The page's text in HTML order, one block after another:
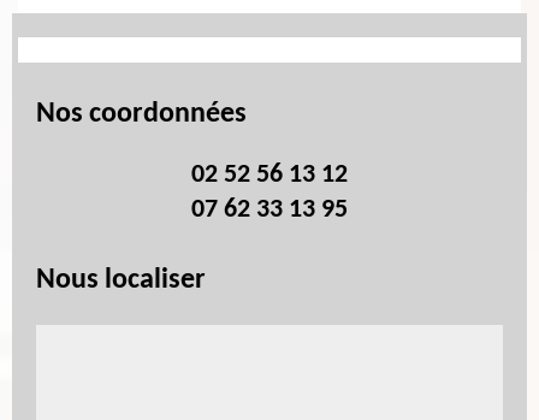
Nos coordonnées
02 52 56 13 12
07 62 33 13 95
Nous localiser